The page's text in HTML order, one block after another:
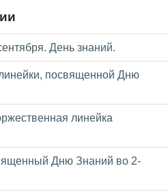
День знаний.
посвященной Дню
линейка
Дню Знаний во 2-